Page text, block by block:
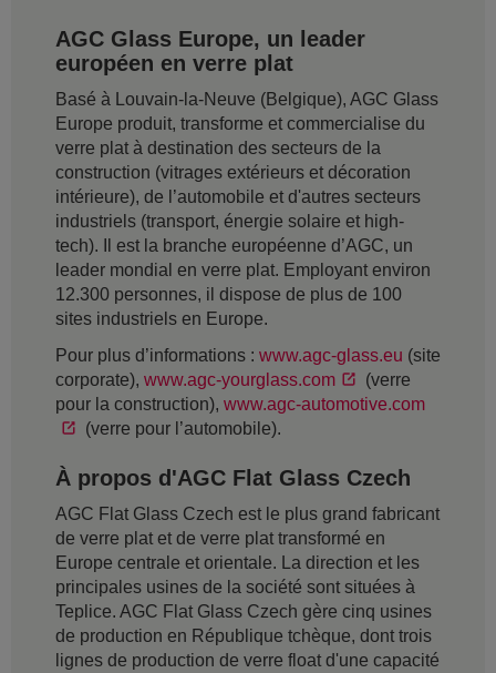
AGC Glass Europe, un leader
européen en verre plat
Basé à Louvain-la-Neuve (Belgique), AGC Glass
Europe produit, transforme et commercialise du
verre plat à destination des secteurs de la
construction (vitrages extérieurs et décoration
intérieure), de l’automobile et d'autres secteurs
industriels (transport, énergie solaire et high-
tech). Il est la branche européenne d’AGC, un
leader mondial en verre plat. Employant environ
12.300 personnes, il dispose de plus de 100
sites industriels en Europe.
Pour plus d’informations : www.agc-glass.eu (site
corporate), www.agc-yourglass.com
(verre
pour la construction), www.agc-automotive.com
(verre pour l’automobile).
À propos d'AGC Flat Glass Czech
AGC Flat Glass Czech est le plus grand fabricant
de verre plat et de verre plat transformé en
Europe centrale et orientale. La direction et les
principales usines de la société sont situées à
Teplice. AGC Flat Glass Czech gère cinq usines
de production en République tchèque, dont trois
lignes de production de verre float d'une capacité